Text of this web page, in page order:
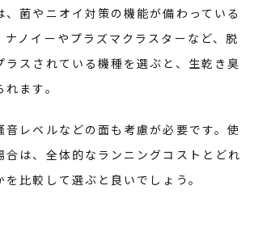
、菌やニオイ対策の機能が備わっている
ナノイーやプラズマクラスターなど、脱
ラスされている機種を選ぶと、生乾き臭
ます。
音レベルなどの面も考慮が必要です。使
合は、全体的なランニングコストとどれ
比較して選ぶと良いでしょう。